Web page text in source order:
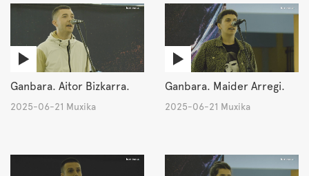
Ganbara. Aitor Bizkarra.
2025-06-21 Muxika
Ganbara. Maider Arregi.
2025-06-21 Muxika